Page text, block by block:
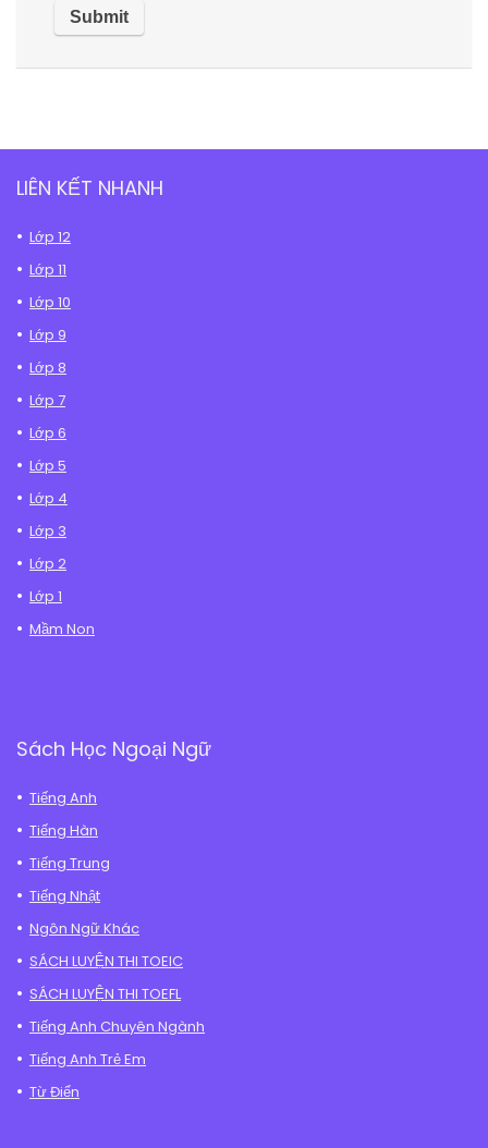
LIÊN KẾT NHANH
Lớp 12
Lớp 11
Lớp 10
Lớp 9
Lớp 8
Lớp 7
Lớp 6
Lớp 5
Lớp 4
Lớp 3
Lớp 2
Lớp 1
Mầm Non
Sách Học Ngoại Ngữ
Tiếng Anh
Tiếng Hàn
Tiếng Trung
Tiếng Nhật
Ngôn Ngữ Khác
SÁCH LUYỆN THI TOEIC
SÁCH LUYỆN THI TOEFL
Tiếng Anh Chuyên Ngành
Tiếng Anh Trẻ Em
Từ Điển